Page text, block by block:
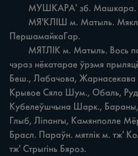
ПершамайкаГар.
чэраз нёкатарае ўрэмя
Беш., Лабачова, Жарнасекава
Крывое Сяло Шум., Обаль,
Кубелеўшчына Шарк., Бараны,
Глыб, Ліпангы, Камянполле
Брасл. Параўн. мятлік м. тж'
тж' Стрыгінь Бяроз.